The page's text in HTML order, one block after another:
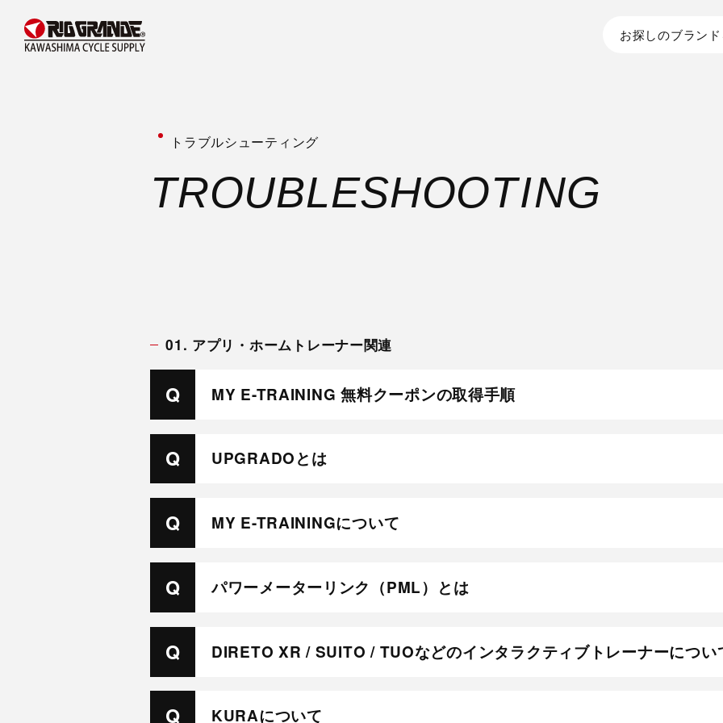
お探しのブラン
トラブルシューティング
TROUBLESHOOTING
01. アプリ・ホームトレーナー関連
MY E-TRAINING 無料クーポンの取得手順
UPGRADOとは
MY E-TRAININGについて
パワーメーターリンク（PML）とは
DIRETO XR / SUITO / TUOなどのインタラクティブトレーナーについ
KURAについて